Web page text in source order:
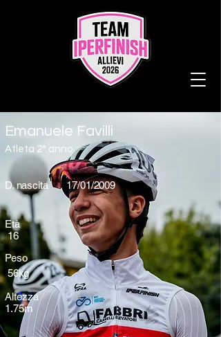
Emanuele Favilli
Atleta 2° anno
D. nascita 17/01/2009
Età
16
Peso
56kg
Altezza
1.75m